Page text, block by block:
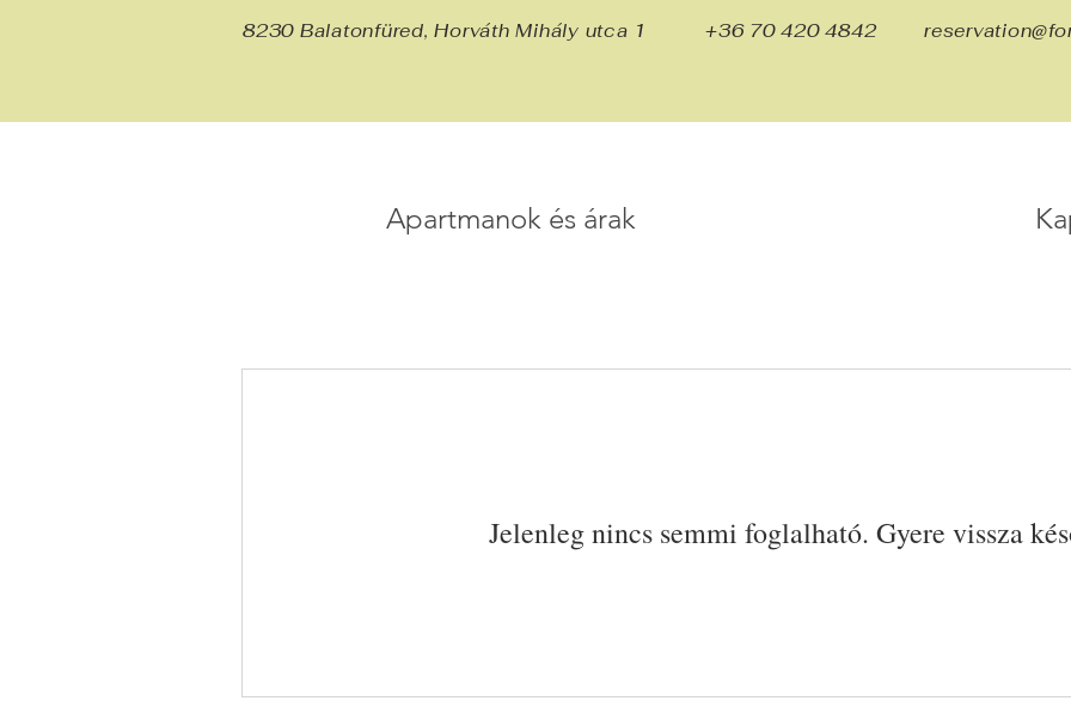
8230 Balatonfüred, Horváth Mihály utca 1 +36 70 420 4842
Apartmanok és árak
Jelenleg nincs semmi foglalható. Gyere vissza